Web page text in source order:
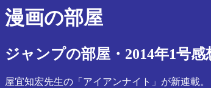
漫画の部屋
ジャンプの部屋・2014年1号感
屋宜知宏先生の「アイアンナイト」が新連載。